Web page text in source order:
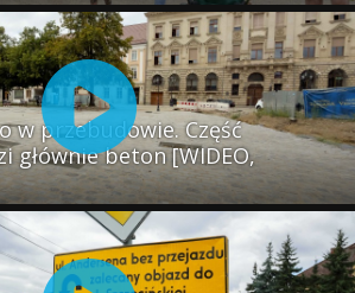
w przebudowie. Część
głównie beton [WIDEO,